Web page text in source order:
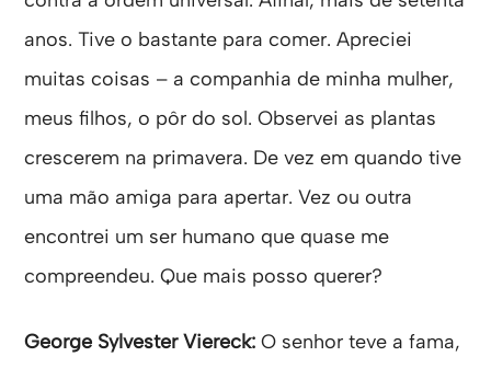
anos. Tive o bastante para comer. Apreciei
muitas coisas – a companhia de minha mulher,
meus filhos, o pôr do sol. Observei as plantas
crescerem na primavera. De vez em quando tive
uma mão amiga para apertar. Vez ou outra
encontrei um ser humano que quase me
compreendeu. Que mais posso querer?
George Sylvester Viereck: O senhor teve a fama,